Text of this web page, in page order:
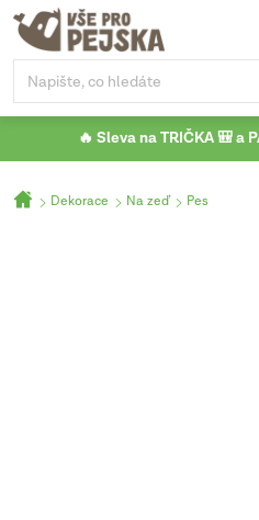
Přejít
obsah
🔥 Sleva na TRIČKA 🎒 a
DomůDekorace Na zeď Pes